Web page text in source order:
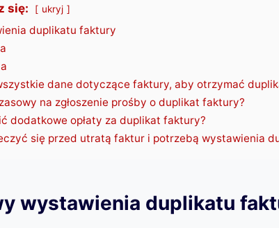
się: ukryj
duplikatu faktury
dane dotyczące faktury, aby otrzymać
na zgłoszenie prośby o duplikat faktury?
dodatkowe opłaty za duplikat faktury?
się przed utratą faktur i potrzebą wystawienia
wystawienia duplikatu